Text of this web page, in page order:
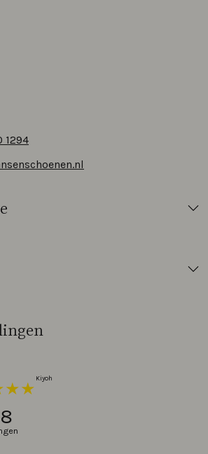
1294